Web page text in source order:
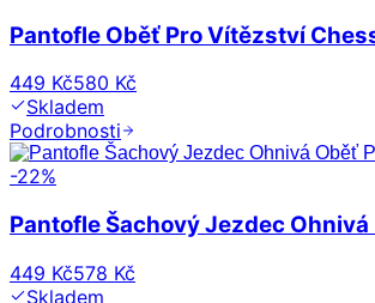
Pantofle Oběť Pro Vítězství
449 Kč580 Kč
Skladem
Podrobnosti
-22%
Pantofle Šachový Jezdec
449 Kč578 Kč
Skladem